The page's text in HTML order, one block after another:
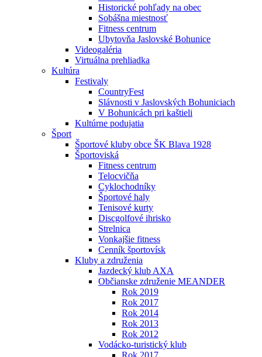
Historické pohľady na obec
Sobášna miestnosť
Fitness centrum
Ubytovňa Jaslovské Bohunice
Videogaléria
Virtuálna prehliadka
Kultúra
Festivaly
CountryFest
Slávnosti v Jaslovských Bohuniciach
V Bohunicách pri kaštieli
Kultúrne podujatia
Šport
Športové kluby obce ŠK Blava 1928
Športoviská
Fitness centrum
Telocvičňa
Cyklochodníky
Športové haly
Tenisové kurty
Discgolfové ihrisko
Strelnica
Vonkajšie fitness
Cenník športovísk
Kluby a združenia
Jazdecký klub AXA
Občianske združenie MEANDER
Rok 2019
Rok 2017
Rok 2014
Rok 2013
Rok 2012
Vodácko-turistický klub
Rok 2017